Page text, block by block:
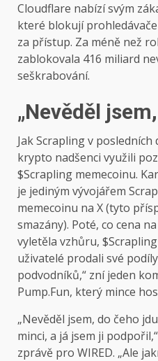
Cloudflare nabízí svým
které blokují
za přístup. Za méně než
zablokovala 416 miliard
seškrabování.
„Nevěděl
Jak Scrapling v posledních
krypto nadšenci využili
$Scrapling memecoinu.
je jediným vývojářem
memecoinu na X (tyto
smazány). Poté, co cena
vyletěla vzhůru,
uživatelé prodali své
podvodníků,“ zní jeden
Pump.Fun, který mince
„Nevěděl jsem, do čeho
minci, a já jsem ji
zprávě pro WIRED. „Ale